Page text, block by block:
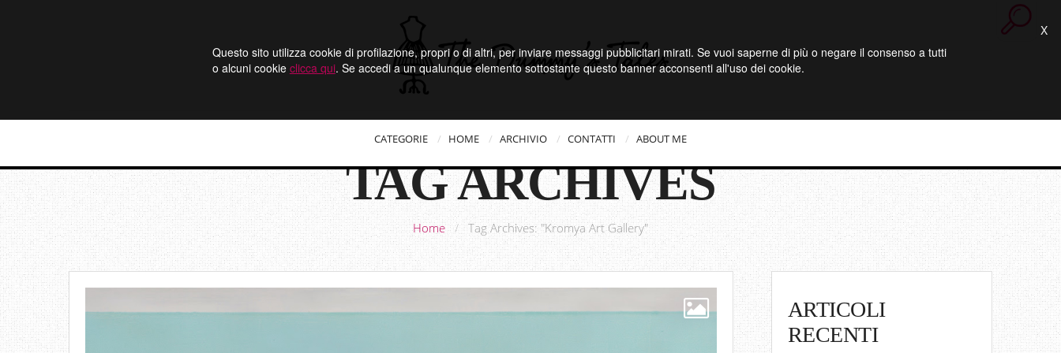
Questo sito utilizza cookie di profilazione, propri o di altri, per inviare messaggi pubblicitari mirati. Se vuoi saperne di più o negare il consenso a tutti
o alcuni cookie clicca qui. Se accedi a un qualunque elemento sottostante questo banner acconsenti all'uso dei cookie.
X
CATEGORIE HOME ARCHIVIO CONTATTI ABOUT ME
TAG ARCHIVES
Home / Tag Archives: "Kromya Art Gallery"
ARTICOLI
RECENTI